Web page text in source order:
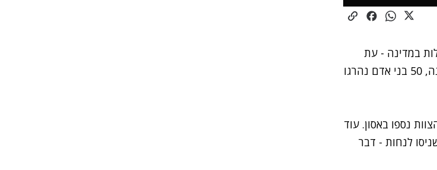
במדינה - עת
ניסה לנחות בשדה התעופה שבעיר. על פי דיווחים בסוכנויות ידיעות במדינה, 50 בני אדם נהרגו
הנוסעים וששת אנשי הצוות נספו באסון. עוד
לנחות - דבר